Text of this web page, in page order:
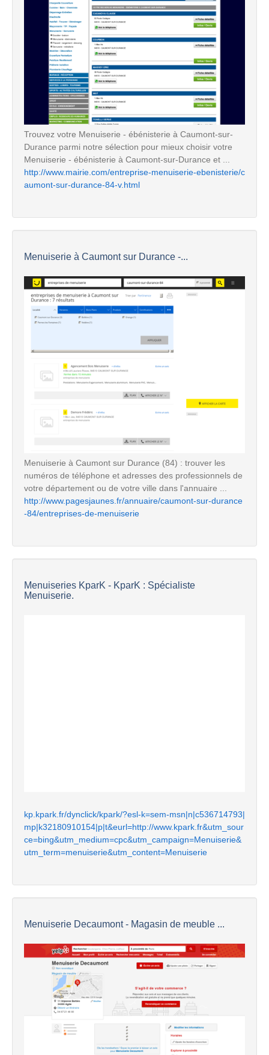
Trouvez votre Menuiserie - ébénisterie à Caumont-sur-
Durance parmi notre sélection pour mieux choisir votre
Menuiserie - ébénisterie à Caumont-sur-Durance et ...
http://www.mairie.com/entreprise-menuiserie-ebenisterie/c
aumont-sur-durance-84-v.html
Menuiserie à Caumont sur Durance -...
Menuiserie à Caumont sur Durance (84) : trouver les
numéros de téléphone et adresses des professionnels de
votre département ou de votre ville dans l'annuaire ...
http://www.pagesjaunes.fr/annuaire/caumont-sur-durance
-84/entreprises-de-menuiserie
Menuiseries KparK - KparK : Spécialiste
Menuiserie.
kp.kpark.fr/dynclick/kpark/?esl-k=sem-msn|n|c536714793|
mp|k32180910154|p|t&eurl=http://www.kpark.fr&utm_sour
ce=bing&utm_medium=cpc&utm_campaign=Menuiserie&
utm_term=menuiserie&utm_content=Menuiserie
Menuiserie Decaumont - Magasin de meuble ...